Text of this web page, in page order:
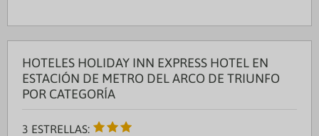
HOTELES HOLIDAY INN EXPRESS HOTEL EN
ESTACIÓN DE METRO DEL ARCO DE TRIUNFO
POR CATEGORÍA
3 ESTRELLAS: